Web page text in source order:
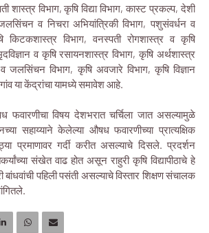
शास्त्र विभाग, कृषि विद्या विभाग, कास्ट प्रकल्प, देशी
व निचरा अभियांत्रिकी विभाग, पशुसंवर्धन व
किटकशास्त्र विभाग, वनस्पती रोगशास्त्र व कृषि
व कृषि रसायनशास्त्र विभाग, कृषि अर्थशास्त्र
व जलसिंचन विभाग, कृषि अवजारे विभाग, कृषि विज्ञान
या केंद्रांचा यामध्ये समावेश आहे.
फवारणीचा विषय देशभरात चर्चिला जात असल्यामुळे
सहाय्याने केलेल्या औषध फवारणीच्या प्रात्यक्षिक
प्रमाणावर गर्दी करीत असल्याचे दिसले. प्रदर्शन
संखेत वाढ होत असून राहुरी कृषि विद्यापीठाचे हे
पहिली पसंती असल्याचे विस्तार शिक्षण संचालक